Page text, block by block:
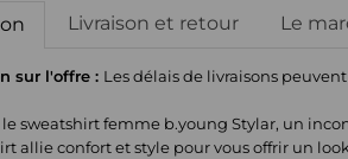
Livraison et retour Le
sur l'offre : Les délais de livraisons
le sweatshirt femme b.young Stylar, un
allie confort et style pour vous offrir un